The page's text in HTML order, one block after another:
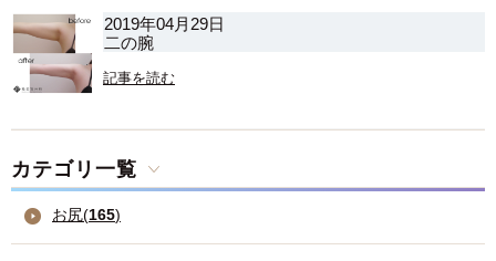
2019年04月29日
二の腕
記事を読む
カテゴリ一覧
お尻(165)